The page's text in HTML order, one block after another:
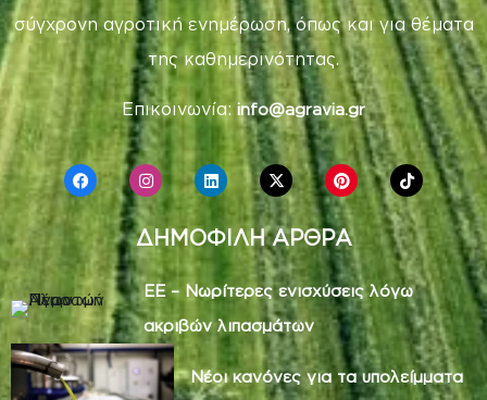
σύγχρονη αγροτική ενημέρωση, όπως και για θέματα
της καθημερινότητας.
Επικοινωνία: info@agravia.gr
ΔΗΜΟΦΙΛΗ ΑΡΘΡΑ
ΕΕ – Νωρίτερες ενισχύσεις λόγω
ακριβών λιπασμάτων
Νέοι κανόνες για τα υπολείμματα